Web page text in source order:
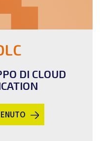
DI CLOUD